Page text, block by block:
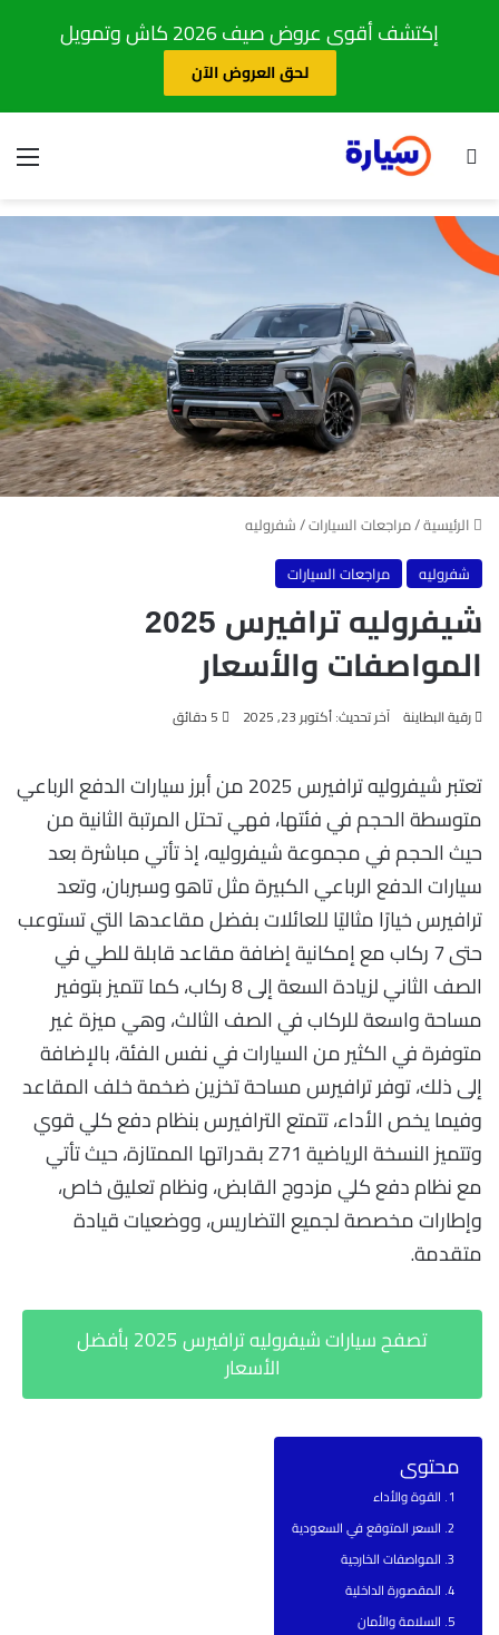
إكتشف أقوى عروض صيف 2026 كاش وتمويل
لحق العروض الآن
بحث عن
الرئيسية/مراجعات السيارات/شفروليه
شفروليه
مراجعات السيارات
شيفروليه ترافيرس 2025
المواصفات والأسعار
رقية البطاينة آخر تحديث: أكتوبر 23, 2025
تعتبر شيفروليه ترافيرس 2025 من أبرز سيارات الدفع الرباعي
متوسطة الحجم في فئتها، فهي تحتل المرتبة الثانية من
حيث الحجم في مجموعة شيفروليه، إذ تأتي مباشرة بعد
سيارات الدفع الرباعي الكبيرة مثل تاهو وسبربان، وتعد
ترافيرس خيارًا مثاليًا للعائلات بفضل مقاعدها التي تستوعب
حتى 7 ركاب مع إمكانية إضافة مقاعد قابلة للطي في
الصف الثاني لزيادة السعة إلى 8 ركاب، كما تتميز بتوفير
مساحة واسعة للركاب في الصف الثالث، وهي ميزة غير
متوفرة في الكثير من السيارات في نفس الفئة، بالإضافة
إلى ذلك، توفر ترافيرس مساحة تخزين ضخمة خلف المقاعد
وفيما يخص الأداء، تتمتع الترافيرس بنظام دفع كلي قوي
وتتميز النسخة الرياضية Z71 بقدراتها الممتازة، حيث تأتي
مع نظام دفع كلي مزدوج القابض، ونظام تعليق خاص،
وإطارات مخصصة لجميع التضاريس، ووضعيات قيادة
متقدمة.
تصفح سيارات شيفروليه ترافيرس 2025 بأفضل
الأسعار
محتوى
القوة والأداء
السعر المتوقع في السعودية
المواصفات الخارجية
المقصورة الداخلية
السلامة والأمان